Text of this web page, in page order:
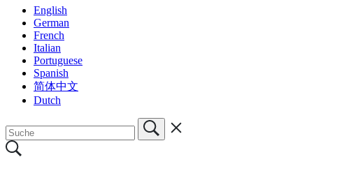
English
German
French
Italian
Portuguese
Spanish
简体中文
Dutch